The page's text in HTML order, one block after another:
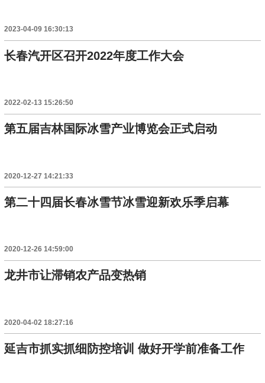
2023-04-09 16:30:13
长春汽开区召开2022年度工作大会
2022-02-13 15:26:50
第五届吉林国际冰雪产业博览会正式启动
2020-12-27 14:21:33
第二十四届长春冰雪节冰雪迎新欢乐季启幕
2020-12-26 14:59:00
龙井市让滞销农产品变热销
2020-04-02 18:27:16
延吉市抓实抓细防控培训 做好开学前准备工作